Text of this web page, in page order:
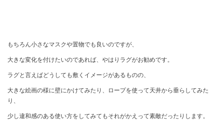
もちろん小さなマスクや置物でも良いのですが、
大きな変化を付けたいのであれば、やはりラグがお勧めです。
ラグと言えばどうしても敷くイメージがあるものの、
大きな絵画の様に壁にかけてみたり、ロープを使って天井から垂らしてみた
り、
少し違和感のある使い方をしてみてもそれがかえって素敵だったりします。